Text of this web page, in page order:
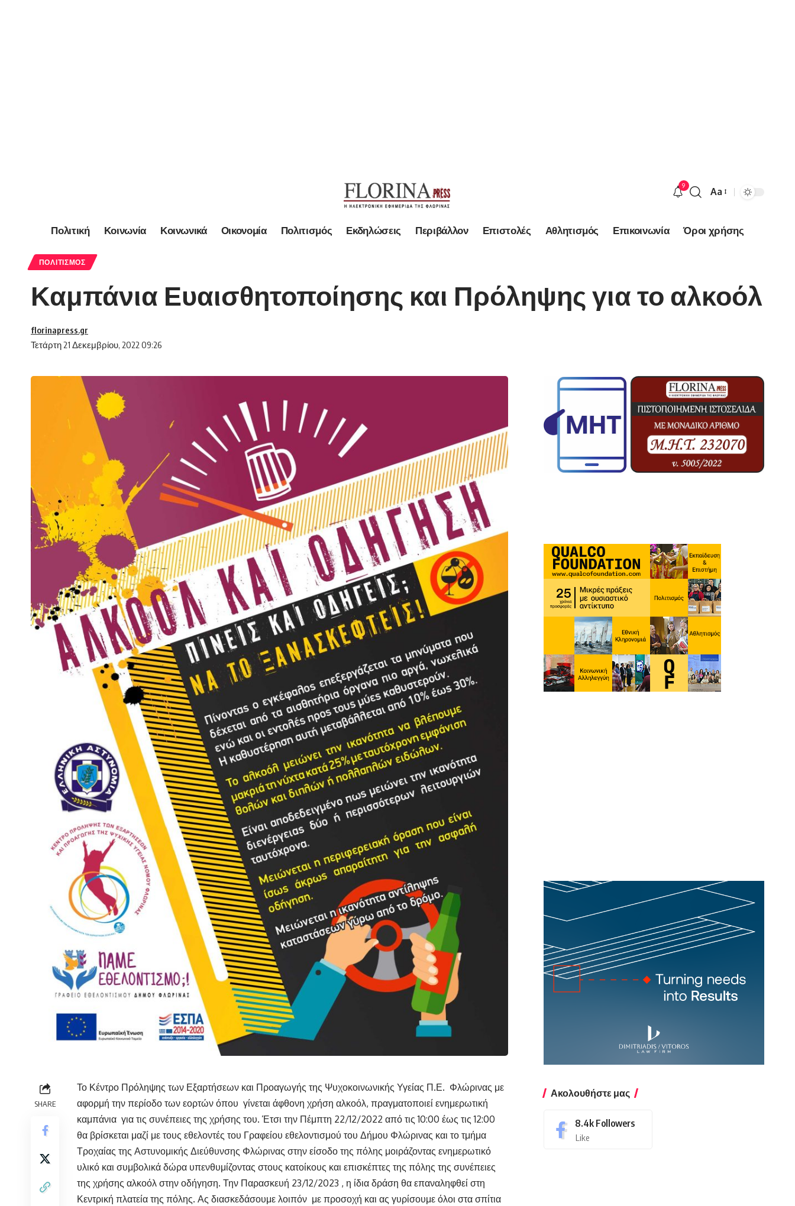
9
Font
Aa
Πολιτική Κοινωνία Κοινωνικά Οικονομία Πολιτισμός Εκδηλώσεις Περιβάλλον Επιστολές Αθλητισμός Επικοινωνία Όροι χρήσης
ΠΟΛΙΤΙΣΜΌΣ
Καμπάνια Ευαισθητοποίησης και Πρόληψης για το αλκοόλ
Τετάρτη 21 Δεκεμβρίου, 2022 09:26
florinapress.gr
SHARE
Το Κέντρο Πρόληψης των Εξαρτήσεων και Προαγωγής της Ψυχοκοινωνικής Υγείας Π.Ε. Φλώρινας με
αφορμή την περίοδο των εορτών όπου γίνεται άφθονη χρήση αλκοόλ, πραγματοποιεί ενημερωτική
καμπάνια για τις συνέπειες της χρήσης του. Έτσι την Πέμπτη 22/12/2022 από τις 10:00 έως τις 12:00
θα βρίσκεται μαζί με τους εθελοντές του Γραφείου εθελοντισμού του Δήμου Φλώρινας και το τμήμα
Τροχαίας της Αστυνομικής Διεύθυνσης Φλώρινας στην είσοδο της πόλης μοιράζοντας ενημερωτικό
υλικό και συμβολικά δώρα υπενθυμίζοντας στους κατοίκους και επισκέπτες της πόλης της συνέπειες
της χρήσης αλκοόλ στην οδήγηση. Την Παρασκευή 23/12/2023 , η ίδια δράση θα επαναληφθεί στη
Κεντρική πλατεία της πόλης. Ας διασκεδάσουμε λοιπόν με προσοχή και ας γυρίσουμε όλοι στα σπίτια
Ακολουθήστε μας
8.4k Followers
Like